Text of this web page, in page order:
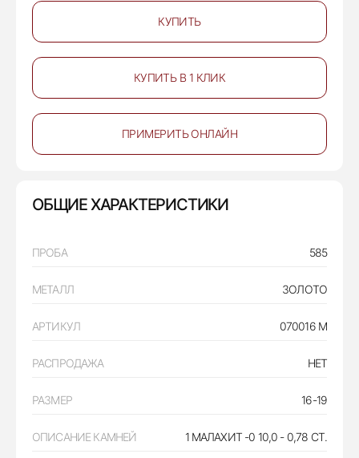
ОБЩИЕ ХАРАКТЕРИСТИКИ
ПРОБА 585
МЕТАЛЛ ЗОЛОТО
АРТИКУЛ 070016 М
РАСПРОДАЖА НЕТ
РАЗМЕР 16-19
ОПИСАНИЕ КАМНЕЙ 1 МАЛАХИТ -0 10,0 - 0,78 CT.
КУПИТЬ
КУПИТЬ В 1 КЛИК
ПРИМЕРИТЬ ОНЛАЙН